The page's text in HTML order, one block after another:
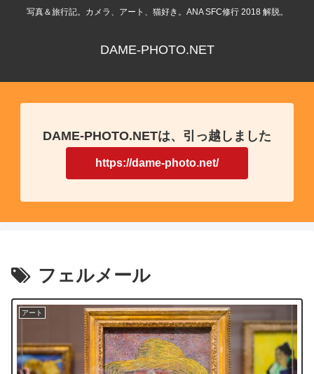
写真＆旅行記。カメラ、アート、猫好き。ANA SFC修行 2018 解脱。
DAME-PHOTO.NET
DAME-PHOTO.NETは、引っ越しました
https://dame-photo.net/
フェルメール
アート